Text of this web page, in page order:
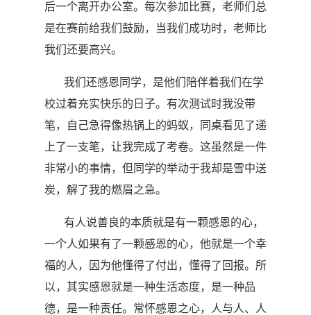
后一个离开办公室。每次参加比赛，老师们总
是在赛前给我们鼓励，当我们成功时，老师比
我们还要高兴。
我们还感恩同学，是他们陪伴着我们在学
校过着充实快乐的日子。有次测试时我没带
笔，自己急得像热锅上的蚂蚁，同桌看见了递
上了一支笔，让我完成了考卷。这虽然是一件
非常小的事情，但同学的举动于我却是雪中送
炭，解了我的燃眉之急。
有人说善良的本质就是有一颗感恩的心，
一个人如果有了一颗感恩的心，他就是一个幸
福的人，因为他懂得了付出，懂得了回报。所
以，其实感恩就是一种生活态度，是一种品
德，是一种责任。常怀感恩之心，人与人、人